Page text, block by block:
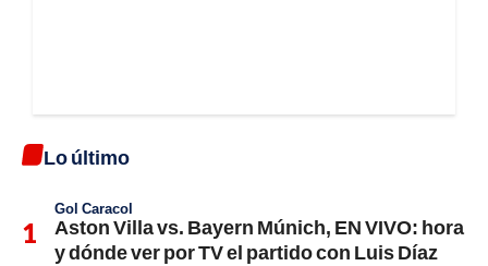
Lo último
Gol Caracol
Aston Villa vs. Bayern Múnich, EN VIVO: hora
y dónde ver por TV el partido con Luis Díaz